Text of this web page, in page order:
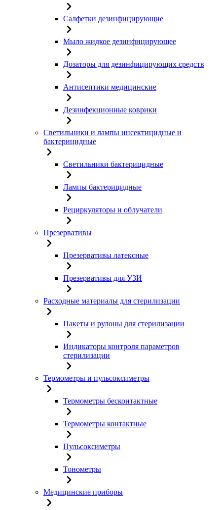
Салфетки дезинфицирующие
Мыло жидкое дезинфицирующее
Дозаторы для дезинфицирующих средств
Антисептики медицинские
Дезинфекционные коврики
Светильники и лампы инсектицидные и
бактерицидные
Светильники бактерицидные
Лампы бактерицидные
Рециркуляторы и облучатели
Презервативы
Презервативы латексные
Презервативы для УЗИ
Расходные материалы для стерилизации
Пакеты и рулоны для стерилизации
Индикаторы контроля параметров
стерилизации
Термометры и пульсоксиметры
Термометры бесконтактные
Термометры контактные
Пульсоксиметры
Тонометры
Медицинские приборы